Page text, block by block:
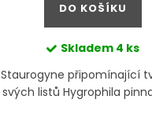
DO KOŠÍKU
Skladem 4 ks
Staurogyne připomínající
svých listů Hygrophila